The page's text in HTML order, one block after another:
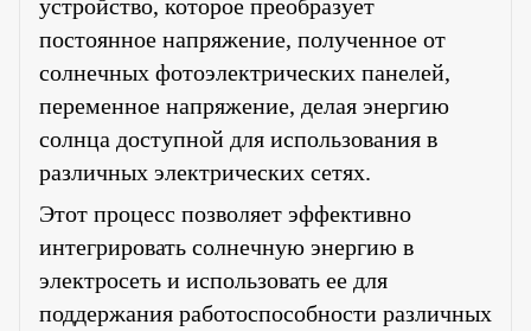
устройство, которое преобразует
постоянное напряжение, полученное от
солнечных фотоэлектрических панелей,
переменное напряжение, делая энергию
солнца доступной для использования в
различных электрических сетях.
Этот процесс позволяет эффективно
интегрировать солнечную энергию в
электросеть и использовать ее для
поддержания работоспособности различных